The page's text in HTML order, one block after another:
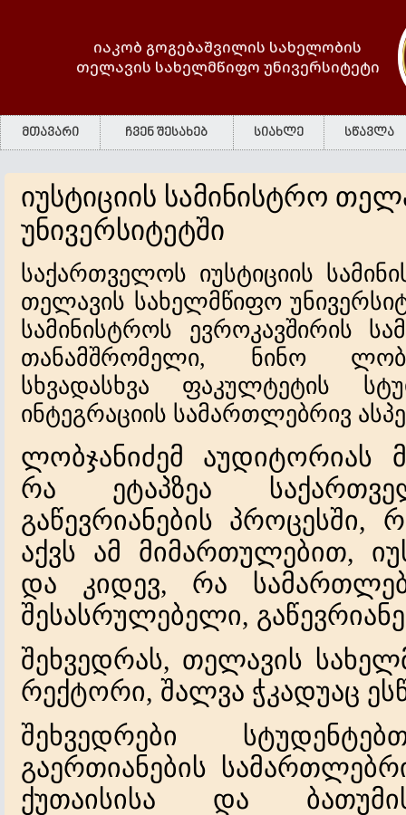
იაკობ გოგებაშვილის სახელობის
თელავის სახელმწიფო უნივერსიტეტი
მთავარი ჩვენ შესახებ სიახლე სწავლა
იუსტიციის სამინისტრო
უნივერსიტეტში
საქართველოს იუსტიციის
თელავის სახელმწიფო
სამინისტროს ევროკავშირის
თანამშრომელი, ნინო ლობ
სხვადასხვა ფაკულტეტის
ინტეგრაციის სამართლებრივ
ლობჯანიძემ აუდიტორიას
რა ეტაპზეა
გაწევრიანების
აქვს ამ მიმართულებით,
და კიდევ, რა
შესასრულებელი,
შეხვედრას, თელავის
რექტორი, შალვა ჭკადუაც
შეხვედრები
გაერთიანების
ქუთაისისა და